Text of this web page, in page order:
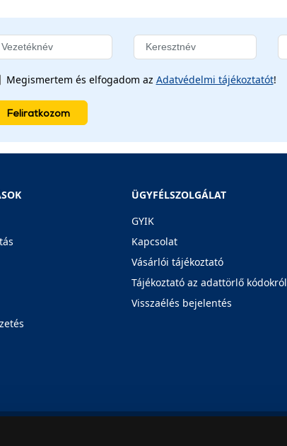
Megismertem és elfogadom az Adatvédelmi tájékoztatót!
Feliratkozom
ÜGYFÉLSZOLGÁLAT
GYIK
Kapcsolat
Vásárlói tájékoztató
Tájékoztató az adattörlő kódokról
Visszaélés bejelentés